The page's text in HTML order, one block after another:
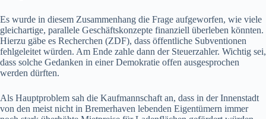
Es wurde in diesem Zusammenhang die Frage aufgeworfen, wie viele
gleichartige, parallele Geschäftskonzepte finanziell überleben könnten.
Hierzu gäbe es Recherchen (ZDF), dass öffentliche Subventionen
fehlgeleitet würden. Am Ende zahle dann der Steuerzahler. Wichtig sei,
dass solche Gedanken in einer Demokratie offen ausgesprochen
werden dürften.
Als Hauptproblem sah die Kaufmannschaft an, dass in der Innenstadt
von den meist nicht in Bremerhaven lebenden Eigentümern immer